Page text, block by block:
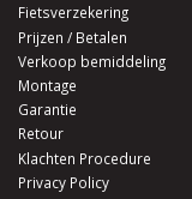
Fietsverzekering
Prijzen / Betalen
Verkoop bemiddeling
Montage
Garantie
Retour
Klachten Procedure
Privacy Policy